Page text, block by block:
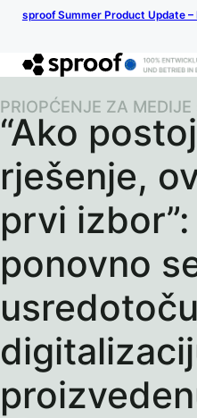
sproof Summer Product Update
“Ako
rješenje,
prvi
ponovno
PRIOPĆENJE ZA